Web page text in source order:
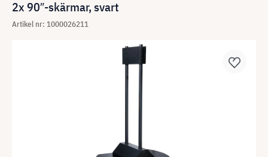
2x 90″-skärmar, svart
Artikel nr: 1000026211